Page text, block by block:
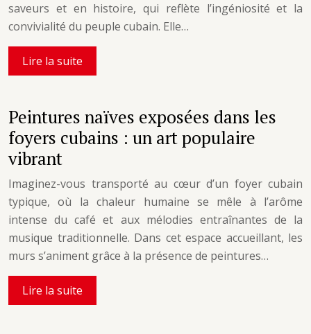
saveurs et en histoire, qui reflète l’ingéniosité et la
convivialité du peuple cubain. Elle…
Lire la suite
Peintures naïves exposées dans les
foyers cubains : un art populaire
vibrant
Imaginez-vous transporté au cœur d’un foyer cubain
typique, où la chaleur humaine se mêle à l’arôme
intense du café et aux mélodies entraînantes de la
musique traditionnelle. Dans cet espace accueillant, les
murs s’animent grâce à la présence de peintures…
Lire la suite